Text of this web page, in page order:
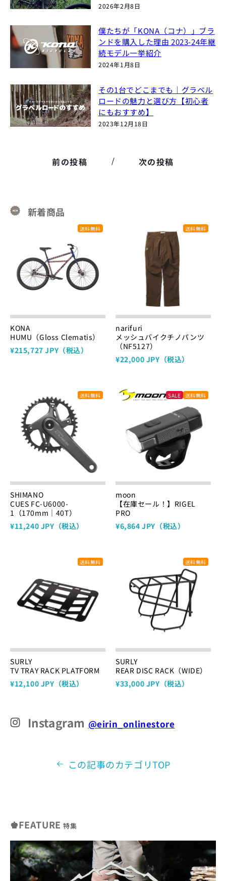
♚FEATURE特集
2026年2月8日
僕たちが「KONA（コナ）」ブラ
ンドを購入した理由 2023-24年継
続モデル一挙紹介
2024年1月8日
その1台でどこまでも｜グラベル
ロードの魅力と選び方【初心者
にもおすすめ】
2023年12月18日
前の投稿 / 次の投稿
新着商品
送料無料
KONA
HUMU（Gloss Clematis）
¥215,727 JPY（税込）
送料無料
narifuri
メッシュバイクチノパンツ
（NF5127）
¥22,000 JPY（税込）
送料無料
SHIMANO
CUES FC-U6000-
1（170mm｜40T）
¥11,240 JPY（税込）
SALE 送料無料
moon
【在庫セール！】RIGEL
PRO
¥6,864 JPY（税込）
送料無料
SURLY
TV TRAY RACK PLATFORM
¥12,100 JPY（税込）
送料無料
SURLY
REAR DISC RACK（WIDE）
¥33,000 JPY（税込）
Instagram @eirin_onlinestore
この記事のカテゴリTOP